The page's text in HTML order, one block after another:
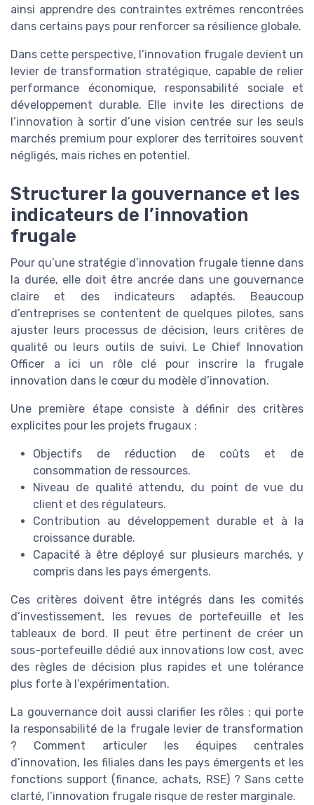
ainsi apprendre des contraintes extrêmes rencontrées
dans certains pays pour renforcer sa résilience globale.
Dans cette perspective, l’innovation frugale devient un
levier de transformation stratégique, capable de relier
performance économique, responsabilité sociale et
développement durable. Elle invite les directions de
l’innovation à sortir d’une vision centrée sur les seuls
marchés premium pour explorer des territoires souvent
négligés, mais riches en potentiel.
Structurer la gouvernance et les
indicateurs de l’innovation
frugale
Pour qu’une stratégie d’innovation frugale tienne dans
la durée, elle doit être ancrée dans une gouvernance
claire et des indicateurs adaptés. Beaucoup
d’entreprises se contentent de quelques pilotes, sans
ajuster leurs processus de décision, leurs critères de
qualité ou leurs outils de suivi. Le Chief Innovation
Officer a ici un rôle clé pour inscrire la frugale
innovation dans le cœur du modèle d’innovation.
Une première étape consiste à définir des critères
explicites pour les projets frugaux :
Objectifs de réduction de coûts et de
consommation de ressources.
Niveau de qualité attendu, du point de vue du
client et des régulateurs.
Contribution au développement durable et à la
croissance durable.
Capacité à être déployé sur plusieurs marchés, y
compris dans les pays émergents.
Ces critères doivent être intégrés dans les comités
d’investissement, les revues de portefeuille et les
tableaux de bord. Il peut être pertinent de créer un
sous-portefeuille dédié aux innovations low cost, avec
des règles de décision plus rapides et une tolérance
plus forte à l’expérimentation.
La gouvernance doit aussi clarifier les rôles : qui porte
la responsabilité de la frugale levier de transformation
? Comment articuler les équipes centrales
d’innovation, les filiales dans les pays émergents et les
fonctions support (finance, achats, RSE) ? Sans cette
clarté, l’innovation frugale risque de rester marginale.